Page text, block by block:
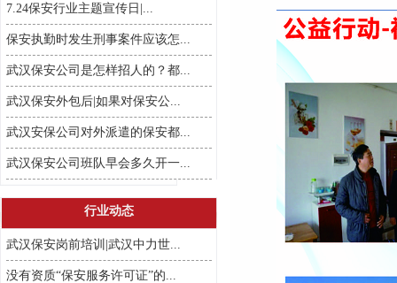
7.24保安行业主题宣传日|...
保安执勤时发生刑事案件应该怎...
武汉保安公司是怎样招人的？都...
武汉保安外包后|如果对保安公...
武汉安保公司对外派遣的保安都...
武汉保安公司班队早会多久开一...
行业动态
武汉保安岗前培训|武汉中力世...
没有资质“保安服务许可证”的...